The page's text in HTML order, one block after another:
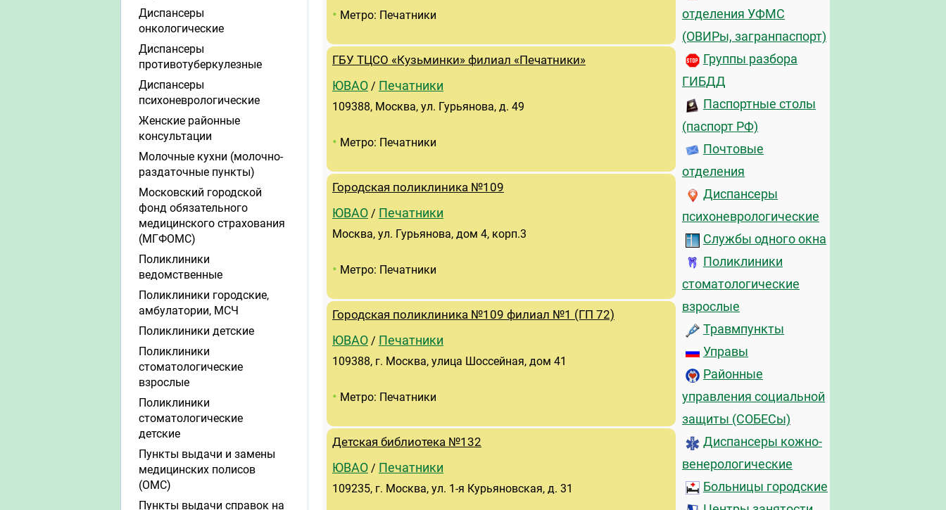
• Метро: Печатники
ГБУ ТЦСО «Кузьминки» филиал «Печатники»
ЮВАО / Печатники
109388, Москва, ул. Гурьянова, д. 49
• Метро: Печатники
Городская поликлиника №109
ЮВАО / Печатники
Москва, ул. Гурьянова, дом 4, корп.3
• Метро: Печатники
Городская поликлиника №109 филиал №1 (ГП 72)
ЮВАО / Печатники
109388, г. Москва, улица Шоссейная, дом 41
• Метро: Печатники
Детская библиотека №132
ЮВАО / Печатники
109235, г. Москва, ул. 1-я Курьяновская, д. 31
отделения УФМС
(ОВИРы, загранпаспорт)
Группы разбора
ГИБДД
Паспортные столы
(паспорт РФ)
Почтовые
отделения
Диспансеры
психоневрологические
Службы одного окна
Поликлиники
стоматологические
взрослые
Травмпункты
Управы
Районные
управления социальной
защиты (СОБЕСы)
Диспансеры кожно-
венерологические
Больницы городские
Диспансеры
онкологические
Диспансеры
противотуберкулезные
Диспансеры
психоневрологические
Женские районные
консультации
Молочные кухни (молочно-
раздаточные пункты)
Московский городской
фонд обязательного
медицинского страхования
(МГФОМС)
Поликлиники
ведомственные
Поликлиники городские,
амбулатории, МСЧ
Поликлиники детские
Поликлиники
стоматологические
взрослые
Поликлиники
стоматологические
детские
Пункты выдачи и замены
медицинских полисов
(ОМС)
Пункты выдачи справок на